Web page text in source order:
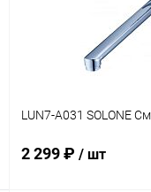
LUN7-A031 SOLONE
2 299 ₽ / шт